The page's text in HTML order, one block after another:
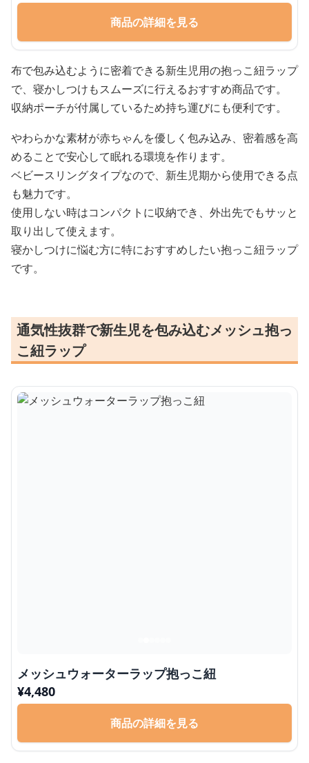
商品の詳細を見る
布で包み込むように密着できる新生児用の抱っこ紐ラップ
で、寝かしつけもスムーズに行えるおすすめ商品です。
収納ポーチが付属しているため持ち運びにも便利です。
やわらかな素材が赤ちゃんを優しく包み込み、密着感を高
めることで安心して眠れる環境を作ります。
ベビースリングタイプなので、新生児期から使用できる点
も魅力です。
使用しない時はコンパクトに収納でき、外出先でもサッと
取り出して使えます。
寝かしつけに悩む方に特におすすめしたい抱っこ紐ラップ
です。
通気性抜群で新生児を包み込むメッシュ抱っ
こ紐ラップ
メッシュウォーターラップ抱っこ紐
¥4,480
商品の詳細を見る